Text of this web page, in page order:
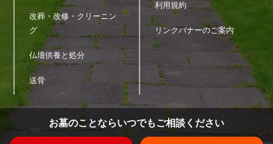
お墓のことならいつでもご相談ください
改葬・改修・クリーニン
グ
仏壇供養と処分
送骨
利用規約
リンクバナーのご案内